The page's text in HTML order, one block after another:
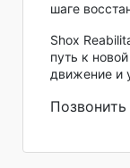
шаге
Shox
путь к
движение и